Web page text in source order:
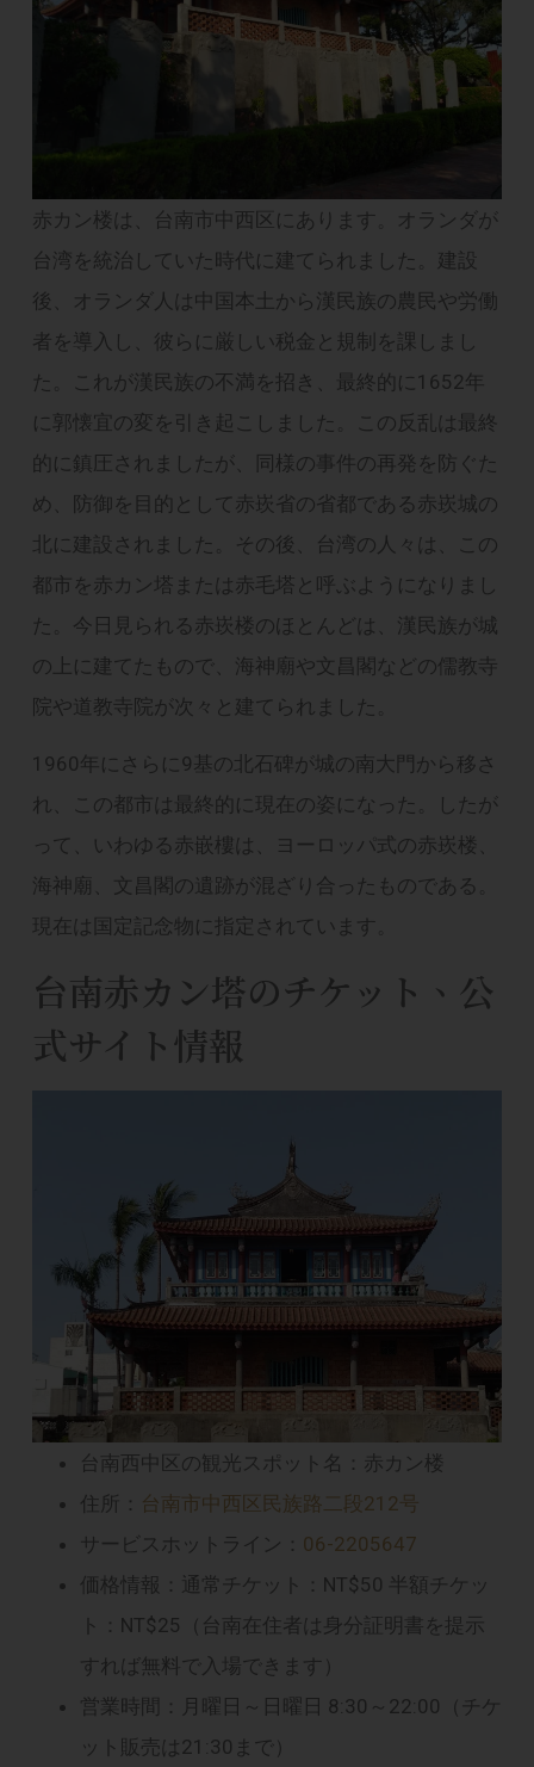
赤カン楼は、台南市中西区にあります。オランダが
台湾を統治していた時代に建てられました。建設
後、オランダ人は中国本土から漢民族の農民や労働
者を導入し、彼らに厳しい税金と規制を課しまし
た。これが漢民族の不満を招き、最終的に1652年
に郭懐宜の変を引き起こしました。この反乱は最終
的に鎮圧されましたが、同様の事件の再発を防ぐた
め、防御を目的として赤崁省の省都である赤崁城の
北に建設されました。その後、台湾の人々は、この
都市を赤カン塔または赤毛塔と呼ぶようになりまし
た。今日見られる赤崁楼のほとんどは、漢民族が城
の上に建てたもので、海神廟や文昌閣などの儒教寺
院や道​​教寺院が次々と建てられました。
1960年にさらに9基の北石碑が城の南大門から移さ
れ、この都市は最終的に現在の姿になった。したが
って、いわゆる赤嵌樓は、ヨーロッパ式の赤崁楼、
海神廟、文昌閣の遺跡が混ざり合ったものである。
現在は国定記念物に指定されています。
台南赤カン塔のチケット、公
式サイト情報
台南西中区の観光スポット名：赤カン楼
住所： 台南市中西区民族路二段212号
サービスホットライン： 06-2205647
価格情報：通常チケット：NT$50 半額チケッ
ト：NT$25（台南在住者は身分証明書を提示
すれば無料で入場できます）
営業時間：月曜日～日曜日 8:30～22:00（チケ
ット販売は21:30まで）